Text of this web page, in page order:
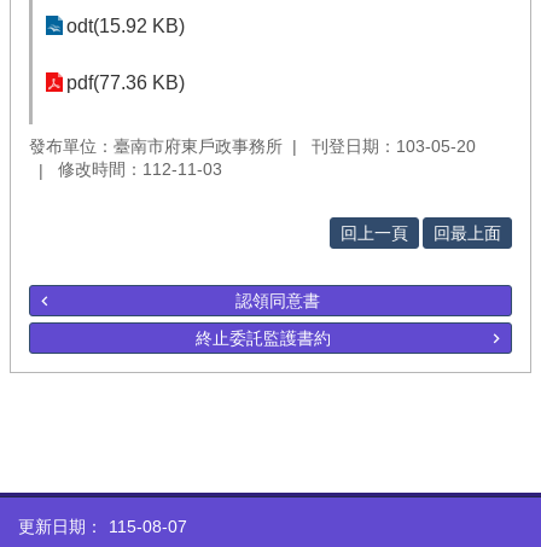
odt(15.92 KB)
pdf(77.36 KB)
發布單位：臺南市府東戶政事務所
刊登日期：103-05-20
修改時間：112-11-03
回上一頁 回最上面
認領同意書
終止委託監護書約
更新日期：
115-08-07